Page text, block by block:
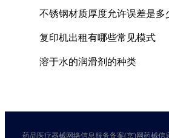
不锈钢材质厚度允许误差是多
复印机出租有哪些常见模式
溶于水的润滑剂的种类
药品医疗器械网络信息服务备案(京)网药械信